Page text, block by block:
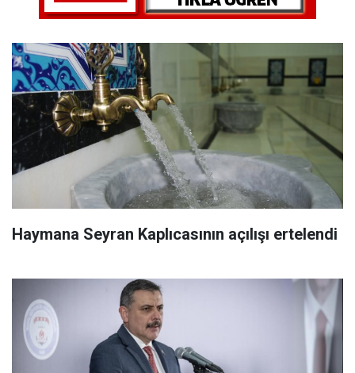
Haymana Seyran Kaplıcasının açılışı ertelendi